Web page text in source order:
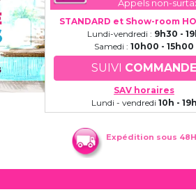
Appels non-
STANDARD et Show-room
Lundi-vendredi : 9h30 -
Samedi : 10h00 - 15h00
SUIVI COMMANDE
SAV horaires
Lundi - vendredi 10h - 19h
Expédition sous 48H